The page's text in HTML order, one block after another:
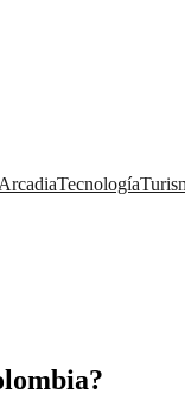
ArcadiaTecnología